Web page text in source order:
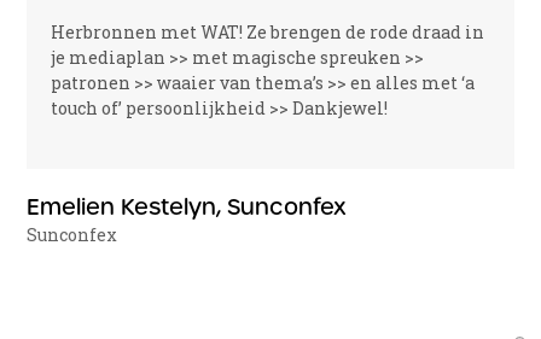
Herbronnen met WAT! Ze brengen de rode draad in
je mediaplan >> met magische spreuken >>
patronen >> waaier van thema’s >> en alles met ‘a
touch of’ persoonlijkheid >> Dankjewel!
Emelien Kestelyn, Sunconfex
Sunconfex